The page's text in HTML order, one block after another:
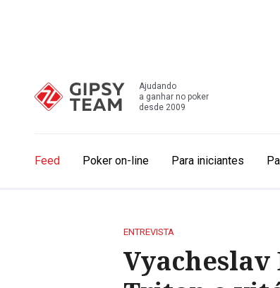
Ajudando
a ganhar no poker
desde 2009
Feed Poker on-line Para iniciantes
ENTREVISTA